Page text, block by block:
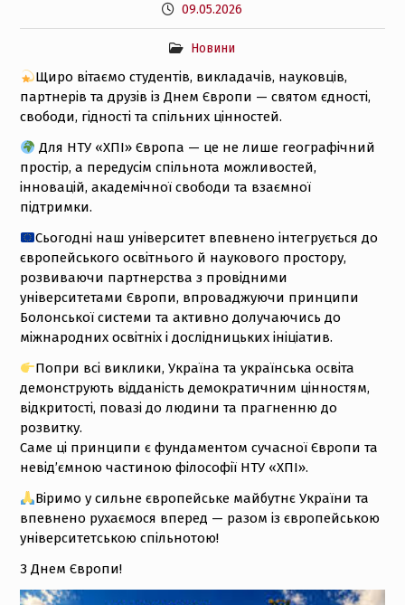
Bloomberg Market
Concepts
9-а Міжнародна
конференція
“Інформаційні та
інноваційні технології в
XXI столітті”, 17-18
вересня 2026 р.
09.05.2026
Новини
Щиро вітаємо студентів, викладачів, науковців,
партнерів та друзів із Днем Європи — святом єдності,
свободи, гідності та спільних цінностей.
Для НТУ «ХПІ» Європа — це не лише географічний
простір, а передусім спільнота можливостей,
інновацій, академічної свободи та взаємної
підтримки.
Сьогодні наш університет впевнено інтегрується до
європейського освітнього й наукового простору,
розвиваючи партнерства з провідними
університетами Європи, впроваджуючи принципи
Болонської системи та активно долучаючись до
міжнародних освітніх і дослідницьких ініціатив.
Попри всі виклики, Україна та українська освіта
демонструють відданість демократичним цінностям,
відкритості, повазі до людини та прагненню до
розвитку.
Саме ці принципи є фундаментом сучасної Європи та
невід’ємною частиною філософії НТУ «ХПІ».
Віримо у сильне європейське майбутнє України та
впевнено рухаємося вперед — разом із європейською
університетською спільнотою!
З Днем Європи!